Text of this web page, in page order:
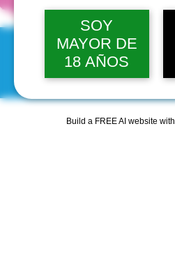
SOY
MAYOR DE
18 AÑOS
Build a FREE AI website with
© 2025 by Scantastic.